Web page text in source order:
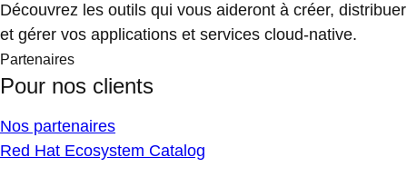
Découvrez les outils qui vous aideront à créer, distribuer
et gérer vos applications et services cloud-native.
Partenaires
Pour nos clients
Nos partenaires
Red Hat Ecosystem Catalog